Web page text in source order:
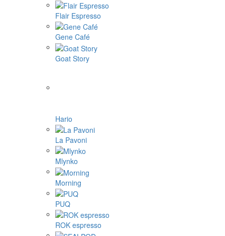
Flair Espresso
Gene Café
Goat Story
Hario
La Pavoni
Mlynko
Morning
PUQ
ROK espresso